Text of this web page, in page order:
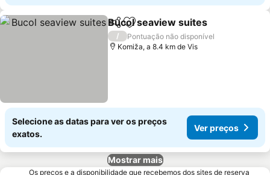
PartilharAdicionar aos favoritos
Bucol seaview suites
/
Pontuação não disponível
Komiža, a 8.4 km de Vis
Selecione as datas para ver os preços
exatos.
Ver preços
Mostrar mais
Os preços e a disponibilidade que recebemos dos sites de reserva